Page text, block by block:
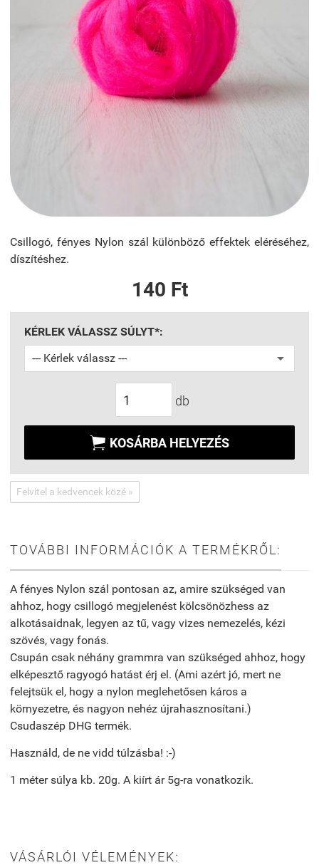
Csillogó, fényes Nylon szál különböző effektek eléréséhez,
díszítéshez.
140 Ft
KÉRLEK VÁLASSZ SÚLYT*:
db
 KOSÁRBA HELYEZÉS
Felvitel a kedvencek közé »
TOVÁBBI INFORMÁCIÓK A TERMÉKRŐL:
A fényes Nylon szál pontosan az, amire szükséged van
ahhoz, hogy csillogó megjelenést kölcsönözhess az
alkotásaidnak, legyen az tű, vagy vizes nemezelés, kézi
szövés, vagy fonás.
Csupán csak néhány grammra van szükséged ahhoz, hogy
elképesztő ragyogó hatást érj el. (Ami azért jó, mert ne
felejtsük el, hogy a nylon meglehetősen káros a
környezetre, és nagyon nehéz újrahasznosítani.)
Csudaszép DHG termék.
Használd, de ne vidd túlzásba! :-)
1 méter súlya kb. 20g. A kiírt ár 5g-ra vonatkozik.
VÁSÁRLÓI VÉLEMÉNYEK: